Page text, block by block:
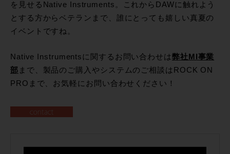
を見せるNative Instruments。これからDAWに触れよう
とする方からベテランまで、誰にとっても嬉しい真夏の
イベントですね。
Native Instrumentsに関するお問い合わせは弊社MI事業
部 まで、製品のご購入やシステムのご相談はROCK ON
PROまで、お気軽にお問い合わせください！